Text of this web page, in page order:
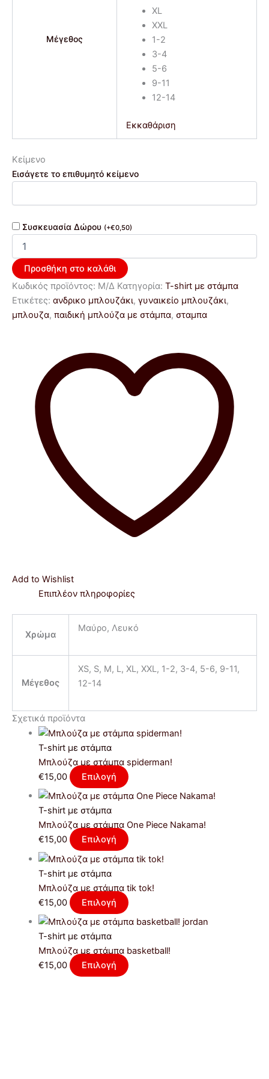
Μέγεθος
XL
XXL
1-2
3-4
5-6
9-11
12-14
Εκκαθάριση
Κείμενο
Εισάγετε το επιθυμητό κείμενο
Συσκευασία Δώρου (+€0,50)
Προσθήκη στο καλάθι
Κωδικός προϊόντος: Μ/Δ Κατηγορία: T-shirt με στάμπα
Ετικέτες: ανδρικο μπλουζάκι, γυναικείο μπλουζάκι,
μπλουζα, παιδική μπλούζα με στάμπα, σταμπα
Add to Wishlist
Επιπλέον πληροφορίες
Χρώμα
Μαύρο, Λευκό
Μέγεθος
XS, S, M, L, XL, XXL, 1-2, 3-4, 5-6, 9-11,
12-14
Σχετικά προϊόντα
T-shirt με στάμπα
Μπλούζα με στάμπα spiderman!
€15,00 Επιλογή
T-shirt με στάμπα
Μπλούζα με στάμπα One Piece Nakama!
€15,00 Επιλογή
T-shirt με στάμπα
Μπλούζα με στάμπα tik tok!
€15,00 Επιλογή
T-shirt με στάμπα
Μπλούζα με στάμπα basketball!
€15,00 Επιλογή